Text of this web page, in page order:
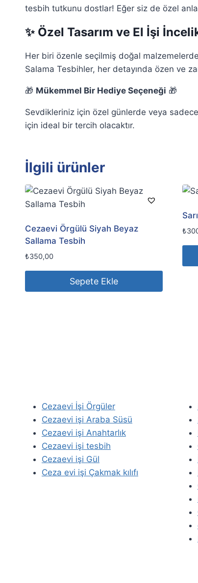
tesbih tutkunu dostlar! Eğer siz de özel
✨ Özel Tasarım ve El İşi
Her biri özenle seçilmiş doğal
Salama Tesbihler, her detayında özen ve
🎁 Mükemmel Bir Hediye Seçeneği 🎁
Sevdikleriniz için özel günlerde veya
için ideal bir tercih olacaktır.
İlgili ürünler
Cezaevi Örgülü Siyah Beyaz
Sallama Tesbih
₺350,00
Sepete Ekle
₺
Cezaevi İşi Örgüler
Cezaevi işi Araba Süsü
Cezaevi işi Anahtarlık
Cezaevi işi tesbih
Cezaevi işi Gül
Ceza evi işi Çakmak kılıfı